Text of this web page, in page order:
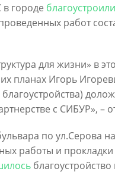
городе благоустроили
работ
для жизни» в
планах Игорь
с СИБУР», –
по ул.Серова
работы и
является информационное
средствах массовой
и срокам публикации.
портала в сети Интернет -
«Город Казань